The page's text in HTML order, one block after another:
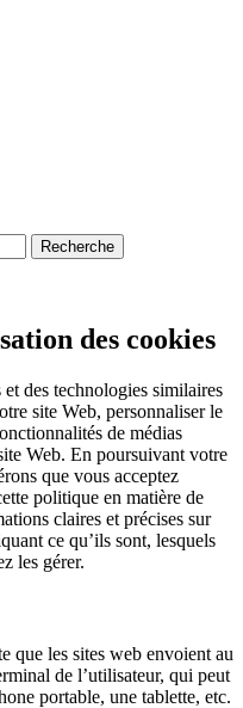
des cookies
des technologies similaires
site Web, personnaliser le
de médias
Web. En poursuivant votre
que vous acceptez
politique en matière de
claires et précises sur
ce qu’ils sont, lesquels
les gérer.
que les sites web envoient au
de l’utilisateur, qui peut
portable, une tablette, etc.